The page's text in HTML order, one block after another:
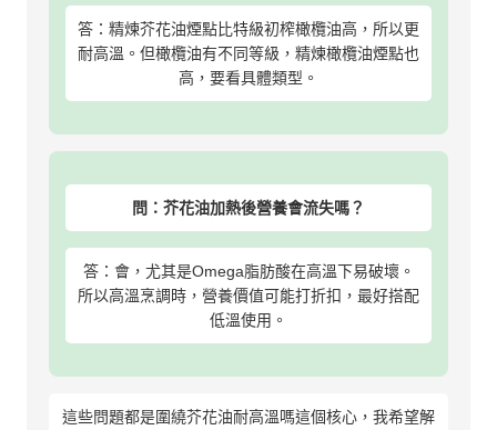
答：精煉芥花油煙點比特級初榨橄欖油高，所以更
耐高溫。但橄欖油有不同等級，精煉橄欖油煙點也
高，要看具體類型。
問：芥花油加熱後營養會流失嗎？
答：會，尤其是Omega脂肪酸在高溫下易破壞。
所以高溫烹調時，營養價值可能打折扣，最好搭配
低溫使用。
這些問題都是圍繞芥花油耐高溫嗎這個核心，我希望解